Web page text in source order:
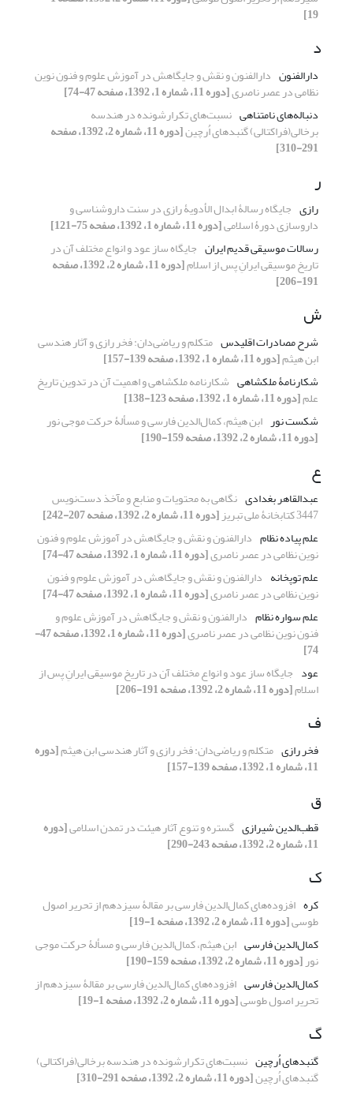
19]
د
دارالفنون دارالفنون و نقش و جایگاهش در آموزش علوم و فنون نوین
نظامی در عصر ناصری[دوره 11، شماره 1، 1392، صفحه 47-74]
دنباله‌های نامتناهی نسبت‌های تکرارشونده در هندسه
برخالی(فراکتالی) گنبدهای اُرچین [دوره 11، شماره 2، 1392، صفحه
291-310]
ر
رازی جایگاه رسالۀ ابدال الأدویۀ رازی در سنت داروشناسی و
داروسازی دورۀ اسلامی[دوره 11، شماره 1، 1392، صفحه 75-121]
رسالات موسیقی قدیم ایران جایگاه ساز عود و انواع مختلف آن در
تاریخ موسیقی ایرانِ پس از اسلام [دوره 11، شماره 2، 1392، صفحه
191-206]
ش
شرح مصادرات اقلیدس متکلم و ریاضی‌دان: فخر رازی و آثار هندسی
ابن هیثم[دوره 11، شماره 1، 1392، صفحه 139-157]
شکارنامۀ ملکشاهی شکارنامه ملکشاهی و اهمیت آن در تدوین تاریخ
علم[دوره 11، شماره 1، 1392، صفحه 123-138]
شکست نور ابن هیثم، کمال‌الدین فارسی و مسألۀ حرکت موجی نور
[دوره 11، شماره 2، 1392، صفحه 159-190]
ع
عبدالقاهر بغدادی نگاهی به محتویات و منابع و مآخذ دست‌نویس
3447 کتابخانۀ ملی تبریز
[دوره 11، شماره 2، 1392، صفحه 207-242]
علم پیاده نظام دارالفنون و نقش و جایگاهش در آموزش علوم و فنون
نوین نظامی در عصر ناصری[دوره 11، شماره 1، 1392، صفحه 47-74]
علم توپخانه دارالفنون و نقش و جایگاهش در آموزش علوم و فنون
نوین نظامی در عصر ناصری[دوره 11، شماره 1، 1392، صفحه 47-74]
علم سواره نظام دارالفنون و نقش و جایگاهش در آموزش علوم و
فنون نوین نظامی در عصر ناصری [دوره 11، شماره 1، 1392، صفحه 47-
74]
عود جایگاه ساز عود و انواع مختلف آن در تاریخ موسیقی ایرانِ پس از
اسلام[دوره 11، شماره 2، 1392، صفحه 191-206]
ف
فخر رازی متکلم و ریاضی‌دان: فخر رازی و آثار هندسی ابن هیثم[دوره
11، شماره 1، 1392، صفحه 139-157]
ق
قطب‌الدین شیرازی گستره و تنوع آثار هیئت در تمدن اسلامی[دوره
11، شماره 2، 1392، صفحه 243-290]
ک
کره افزوده‌های کمال‌الدین فارسی بر مقالۀ سیزدهم از تحریر اصول
طوسی[دوره 11، شماره 2، 1392، صفحه 1-19]
کمال‌الدین فارسی ابن هیثم، کمال‌الدین فارسی و مسألۀ حرکت موجی
نور[دوره 11، شماره 2، 1392، صفحه 159-190]
کمال‌الدین فارسی افزوده‌های کمال‌الدین فارسی بر مقالۀ سیزدهم از
تحریر اصول طوسی[دوره 11، شماره 2، 1392، صفحه 1-19]
گ
گنبدهای اُرچین نسبت‌های تکرارشونده در هندسه برخالی(فراکتالی)
گنبدهای اُرچین[دوره 11، شماره 2، 1392، صفحه 291-310]